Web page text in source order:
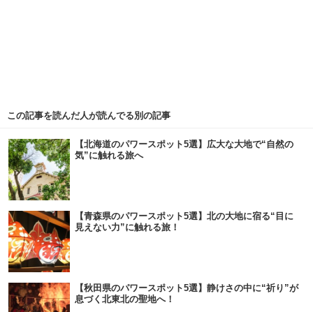
この記事を読んだ人が読んでる別の記事
【北海道のパワースポット5選】広大な大地で“自然の
気”に触れる旅へ
【青森県のパワースポット5選】北の大地に宿る“目に
見えない力”に触れる旅！
【秋田県のパワースポット5選】静けさの中に“祈り”が
息づく北東北の聖地へ！